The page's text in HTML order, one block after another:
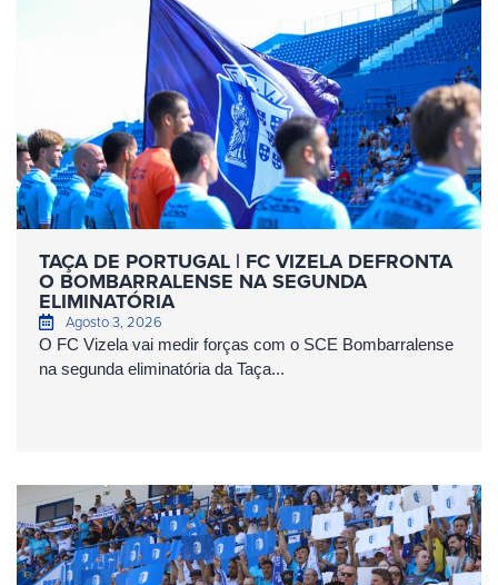
TAÇA DE PORTUGAL | FC VIZELA DEFRONTA
O BOMBARRALENSE NA SEGUNDA
ELIMINATÓRIA
Agosto 3, 2026
O FC Vizela vai medir forças com o SCE Bombarralense
na segunda eliminatória da Taça...